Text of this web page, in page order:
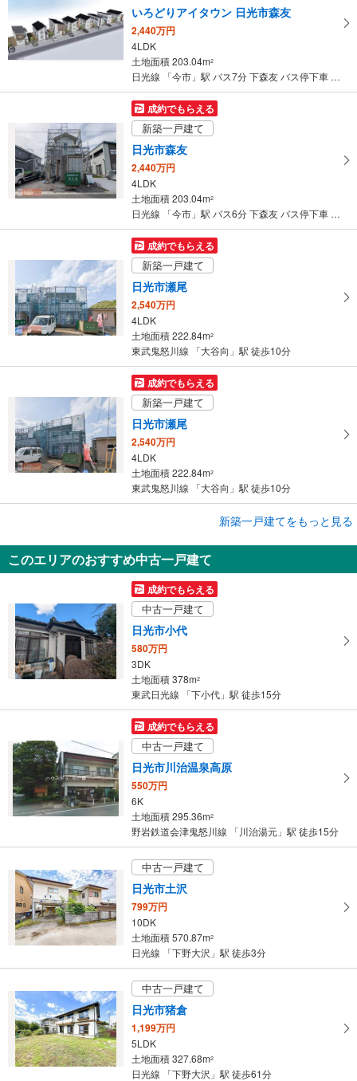
いろどりアイタウン 日光市森友
2,440万円
4LDK
土地面積 203.04m2
日光線 「今市」駅 バス7分 下森友 バス停下車 徒歩8分
成約でもらえる
新築一戸建て
日光市森友
2,440万円
4LDK
土地面積 203.04m2
日光線 「今市」駅 バス6分 下森友 バス停下車 徒歩6分
成約でもらえる
新築一戸建て
日光市瀬尾
2,540万円
4LDK
土地面積 222.84m2
東武鬼怒川線 「大谷向」駅 徒歩10分
成約でもらえる
新築一戸建て
日光市瀬尾
2,540万円
4LDK
土地面積 222.84m2
東武鬼怒川線 「大谷向」駅 徒歩10分
日光市瀬尾
2,540万円
4LDK
土地面積 222.84m
東武鬼怒川線 「大谷向」駅 徒歩10分
新築一戸建てをもっと見る
このエリアのおすすめ中古一戸建て
成約でもらえる
中古一戸建て
日光市小代
580万円
3DK
土地面積 378m2
東武日光線 「下小代」駅 徒歩15分
成約でもらえる
中古一戸建て
日光市川治温泉高原
550万円
6K
土地面積 295.36m2
野岩鉄道会津鬼怒川線 「川治湯元」駅 徒歩15分
中古一戸建て
日光市土沢
799万円
10DK
土地面積 570.87m2
日光線 「下野大沢」駅 徒歩3分
中古一戸建て
日光市猪倉
1,199万円
5LDK
土地面積 327.68m2
日光線 「下野大沢」駅 徒歩61分